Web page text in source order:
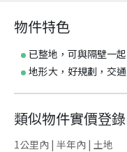
物件特色
已整地，可與隔壁一起
地形大，好規劃，交通
類似物件實價登錄
1公里內 | 半年內 | 土地